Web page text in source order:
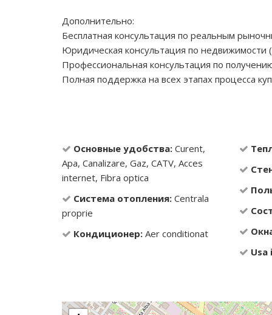
Дополнительно:
Бесплатная консультация по реальным
Юридическая консультация по недвижимости
Профессиональная консультация по
Полная поддержка на всех этапах процесса
Основные удобства: Curent,
Apa, Canalizare, Gaz, CATV, Acces
internet, Fibra optica
Система отопления: Centrala
proprie
Кондиционер: Aer conditionat